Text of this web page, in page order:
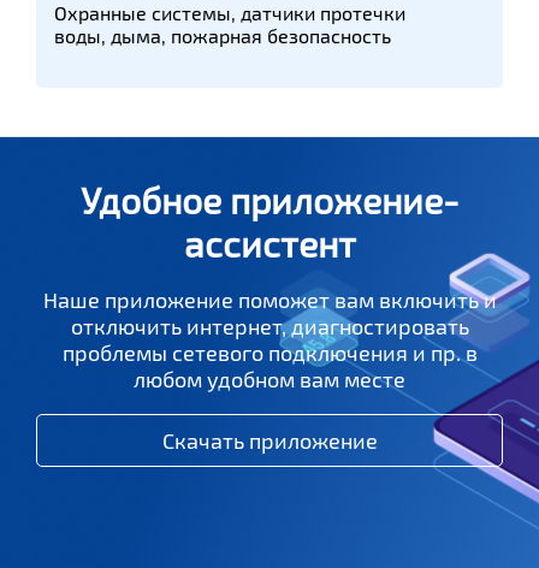
Охранные системы, датчики протечки
воды, дыма, пожарная безопасность
Удобное приложение-
ассистент
Наше приложение поможет вам включить и
отключить интернет, диагностировать
проблемы сетевого подключения и пр. в
любом удобном вам месте
Скачать приложение